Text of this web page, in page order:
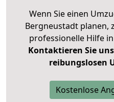
Wenn Sie einen
Bergneustadt planen,
professionelle Hilfe
Kontaktieren Sie
reibungslosen
Kostenlose